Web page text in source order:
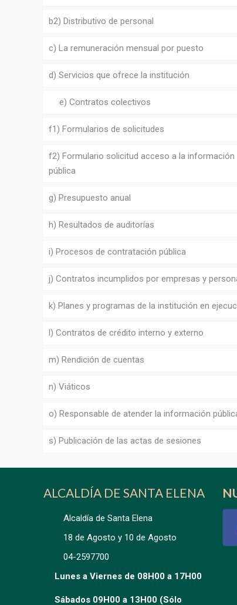
b2) Distributivo de personal
c) La remuneración mensual por puesto
d) Servicios que ofrece la institución
e) Contratos colectivos
f1) Formularios de solicitudes
f2) Formulario solicitud acceso a la información
pública
g) Presupuesto anual
h) Resultados de auditorías
i) Procesos de contratación pública
j) Contratos incumplidos por empresas y
k) Planes y programas de la institución en
l) Contratos de crédito interno y externo
m) Rendición de cuentas
n) Viáticos
o) Responsable de atender la información
s) Publicación de las actas de sesiones
ALCALDÍA DE SANTA ELENA
Alcaldía de Santa Elena
18 de Agosto y 10 de Agosto
04-2597700
Lunes a Viernes de 08H00 a 17H00
Sábados 09H00 a 13H00 (Sólo